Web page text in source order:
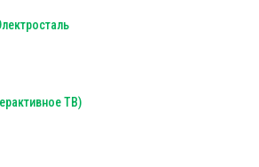
ТВ)